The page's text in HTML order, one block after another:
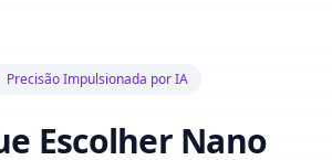
Precisão Impulsionada por IA
Escolher Nano